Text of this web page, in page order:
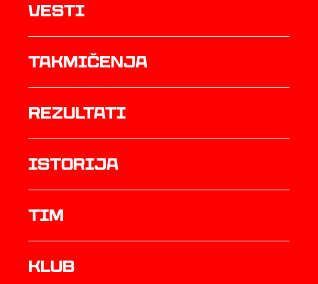
Vesti
Takmičenja
rezultati
istorija
TIM
Klub